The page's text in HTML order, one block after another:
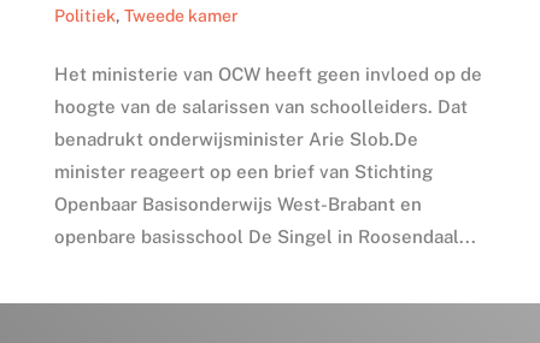
Politiek, Tweede kamer
Het ministerie van OCW heeft geen invloed op de
hoogte van de salarissen van schoolleiders. Dat
benadrukt onderwijsminister Arie Slob.De
minister reageert op een brief van Stichting
Openbaar Basisonderwijs West-Brabant en
openbare basisschool De Singel in Roosendaal...